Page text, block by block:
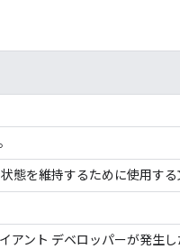
態を維持するために使用する
アント デベロッパーが発生